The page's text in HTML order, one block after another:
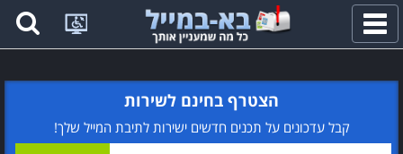
פתח
תפריט
הצטרף בחינם לשירות
קבל עדכונים על תכנים חדשים ישירות לתיבת המייל שלך!